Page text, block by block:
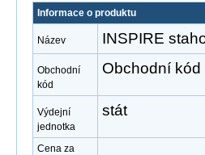
Informace o produktu
Název INSPIRE
Obchodní
kód
Obchodní
Výdejní
jednotka
stát
Cena za